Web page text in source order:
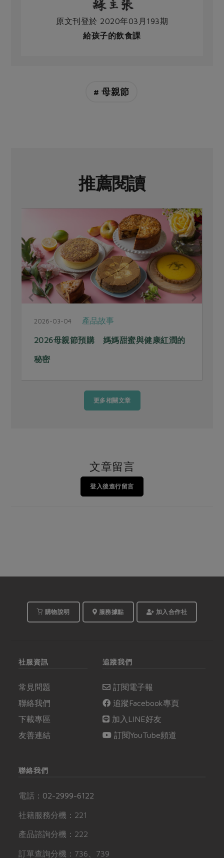
原文刊登於 2020年03月193期
給孩子的飲食課
# 母親節
推薦閱讀
2026-03-04 產品故事
2026母親節預購 媽媽甜蜜與健康紅潤的
秘密
更多相關文章
文章留言
登入後進行留言
購物說明 服務據點 加入合作社
社服資訊
常見問題
聯絡我們
下載專區
友善連結
追蹤我們
訂閱電子報
追蹤Facebook專頁
加入LINE好友
訂閱YouTube頻道
聯絡我們
電話： 02-2999-6122
社籍服務分機：221
產品諮詢分機：222
訂單查詢分機：736、739